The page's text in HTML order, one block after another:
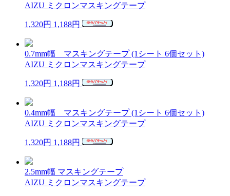
AIZU ミクロンマスキングテープ
1,320円 1,188円
0.7mm幅 マスキングテープ (1シート 6個セット)
AIZU ミクロンマスキングテープ
1,320円 1,188円
0.4mm幅 マスキングテープ (1シート 6個セット)
AIZU ミクロンマスキングテープ
1,320円 1,188円
2.5mm幅 マスキングテープ
AIZU ミクロンマスキングテープ